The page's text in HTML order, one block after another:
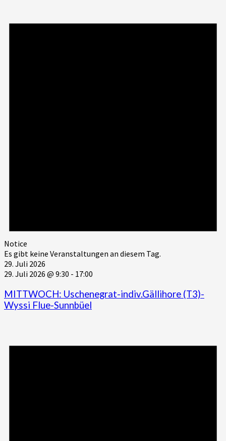
Notice
Es gibt keine Veranstaltungen an diesem Tag.
29. Juli 2026
29. Juli 2026 @ 9:30 - 17:00
MITTWOCH: Uschenegrat-indiv.Gällihore (T3)-
Wyssi Flue-Sunnbüel